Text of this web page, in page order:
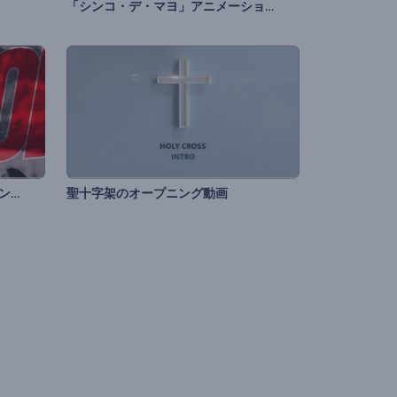
「シンコ・デ・マヨ」アニメーション
「スポーツモーション」オープニング 聖十字架のオープニング動画